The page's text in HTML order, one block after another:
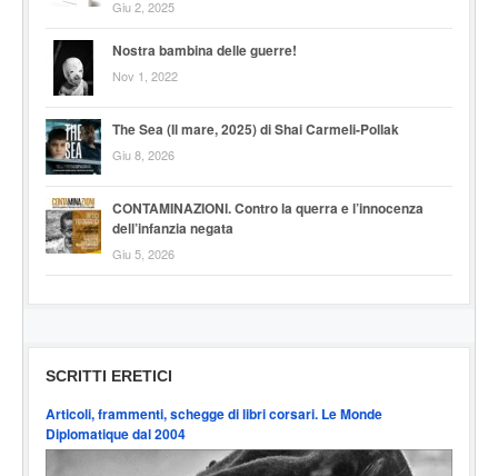
Giu 2, 2025
Nostra bambina delle guerre!
Nov 1, 2022
The Sea (Il mare, 2025) di Shai Carmeli-Pollak
Giu 8, 2026
CONTAMINAZIONI. Contro la querra e l’innocenza
dell’infanzia negata
Giu 5, 2026
SCRITTI ERETICI
Articoli, frammenti, schegge di libri corsari. Le Monde
Diplomatique dal 2004